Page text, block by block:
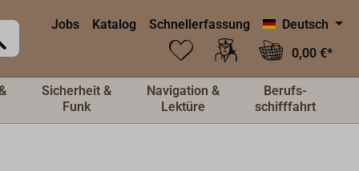
Jobs Katalog Schnellerfassung
Deutsch
0,00 €*
Sicherheit &
Funk
Navigation &
Lektüre
Berufs-
schifffahrt